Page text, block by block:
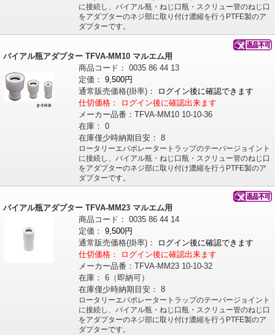
に接続し、バイアル瓶・ねじ口瓶・スクリュー管のねじ口
をアダプターのネジ部に取り付け濃縮を行うPTFE製のア
ダプターです。
バイアル瓶アダプター TFVA-MM10 マルエム用
商品コード： 0035 86 44 13
定価： 9,500円
通常販売価格(掛率)：
ログイン後に確認できます
仕切価格：
ログイン後に確認出来ます
メーカー品番： TFVA-MM10 10-10-36
在庫： 0
在庫僅少時納期目安： 8
ロータリーエバポレータートラップのテーパージョイント
に接続し、バイアル瓶・ねじ口瓶・スクリュー管のねじ口
をアダプターのネジ部に取り付け濃縮を行うPTFE製のア
ダプターです。
バイアル瓶アダプター TFVA-MM23 マルエム用
商品コード： 0035 86 44 14
定価： 9,500円
通常販売価格(掛率)：
ログイン後に確認できます
仕切価格：
ログイン後に確認出来ます
メーカー品番： TFVA-MM23 10-10-32
在庫： 6（即納可）
在庫僅少時納期目安： 8
ロータリーエバポレータートラップのテーパージョイント
に接続し、バイアル瓶・ねじ口瓶・スクリュー管のねじ口
をアダプターのネジ部に取り付け濃縮を行うPTFE製のア
ダプターです。